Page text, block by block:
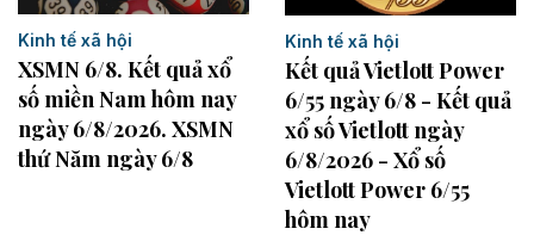
Kinh tế xã hội
XSMN 6/8. Kết quả xổ
số miền Nam hôm nay
ngày 6/8/2026. XSMN
thứ Năm ngày 6/8
Kinh tế xã hội
Kết quả Vietlott Power
6/55 ngày 6/8 - Kết quả
xổ số Vietlott ngày
6/8/2026 - Xổ số
Vietlott Power 6/55
hôm nay